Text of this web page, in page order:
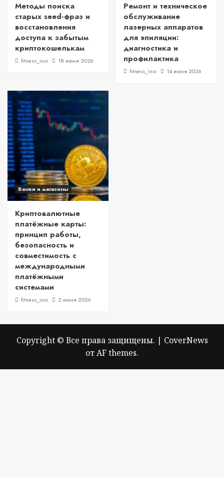
Методы поиска
старых seed-фраз и
восстановления
доступа к забытым
криптокошелькам
fitness_insi 18 июня 2026
Ремонт и техническое
обслуживание
лазерных аппаратов
для эпиляции:
диагностика и
профилактика
fitness_insi 14 июня 2026
Банки и магазины
Криптовалютные
платёжные карты:
принцип работы,
безопасность и
совместимость с
международными
платёжными
системами
fitness_insi 2 июня 2026
Copyright © Все права защищены. | CoverNews
от AF themes.